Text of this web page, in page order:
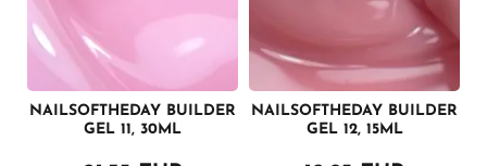
NAILSOFTHEDAY BUILDER
GEL 11, 30ML
NAILSOFTHEDAY BUILDER
GEL 12, 15ML